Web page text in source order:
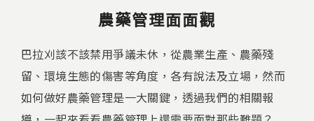
農藥管理面面觀
巴拉刈該不該禁用爭議未休，從農業生產、農藥殘
留、環境生態的傷害等角度，各有說法及立場，然而
如何做好農藥管理是一大關鍵，透過我們的相關報